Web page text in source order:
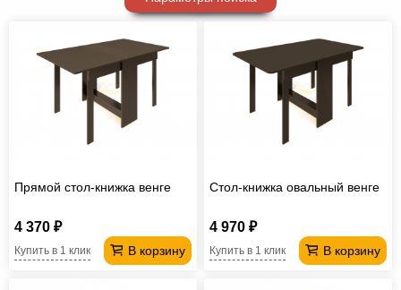
прихожей
Комоды
компьютер
для
Мебель
Кресла-
Прямой стол-книжка венге
4 370 ₽
В корзину
Купить в 1 клик
Стол-книжка овальный венге
4 970 ₽
В корзину
Купить в 1 клик